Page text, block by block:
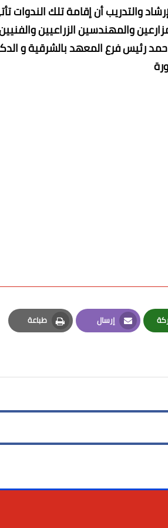
والتدريب أن إقامة تلك الندوات
والمهندسين الزراعيين
رئيس فرع المعهد بالشرقية و
إرسال
Email
طباعة
Print